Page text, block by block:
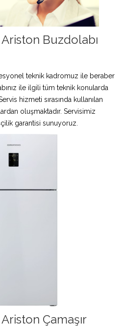
Buzdolabı
teknik kadromuz ile beraber
ile ilgili tüm teknik konularda
hizmeti sırasında kullanılan
oluşmaktadır. Servisimiz
garantisi sunuyoruz.
Çamaşır